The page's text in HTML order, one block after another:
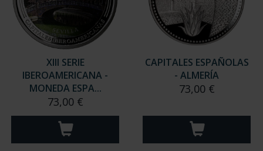
XIII SERIE
IBEROAMERICANA -
MONEDA ESPA...
73,00 €
CAPITALES ESPAÑOLAS
- ALMERÍA
73,00 €